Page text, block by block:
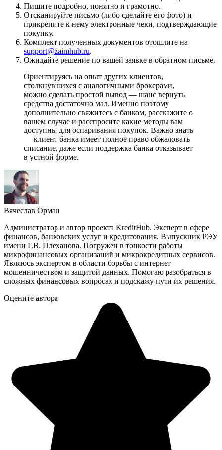
Пишите подробно, понятно и грамотно.
Отсканируйте письмо (либо сделайте его фото) и
прикрепите к нему электронные чеки, подтверждающие
покупку.
Комплект полученных документов отошлите на
support@zaimhub.ru.
Ожидайте решение по вашей заявке в обратном письме.
Ориентируясь на опыт других клиентов,
столкнувшихся с аналогичными брокерами,
можно сделать простой вывод — шанс вернуть
средства достаточно мал. Именно поэтому
дополнительно свяжитесь с банком, расскажите о
вашем случае и расспросите какие методы вам
доступны для оспаривания покупок. Важно знать
— клиент банка имеет полное право обжаловать
списание, даже если поддержка банка отказывает
в устной форме.
Вячеслав Орман
Администратор и автор проекта KreditHub. Эксперт в сфере
финансов, банковских услуг и кредитования. Выпускник РЭУ
имени Г.В. Плеханова. Погружен в тонкости работы
микрофинансовых организаций и микрокредитных сервисов.
Являюсь экспертом в области борьбы с интернет
мошенничеством и защитой данных. Помогаю разобраться в
сложных финансовых вопросах и подскажу пути их решения.
Оцените автора